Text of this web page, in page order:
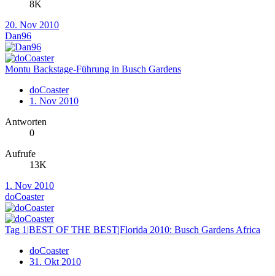
8K
20. Nov 2010
Dan96
Montu Backstage-Führung in Busch Gardens
doCoaster
1. Nov 2010
Antworten
0
Aufrufe
13K
1. Nov 2010
doCoaster
Tag 1|BEST OF THE BEST|Florida 2010: Busch Gardens Africa
doCoaster
31. Okt 2010